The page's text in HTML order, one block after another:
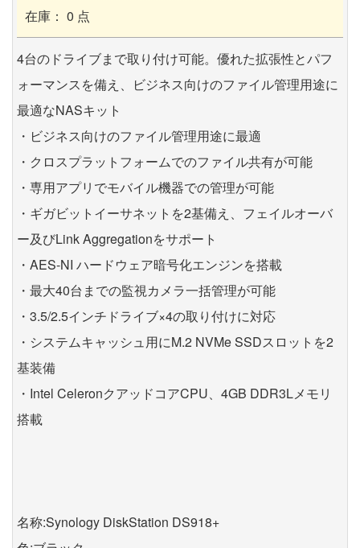
在庫： 0 点
4台のドライブまで取り付け可能。優れた拡張性とパフ
ォーマンスを備え、ビジネス向けのファイル管理用途に
最適なNASキット
・ビジネス向けのファイル管理用途に最適
・クロスプラットフォームでのファイル共有が可能
・専用アプリでモバイル機器での管理が可能
・ギガビットイーサネットを2基備え、フェイルオーバ
ー及びLink Aggregationをサポート
・AES-NI ハードウェア暗号化エンジンを搭載
・最大40台までの監視カメラ一括管理が可能
・3.5/2.5インチドライブ×4の取り付けに対応
・システムキャッシュ用にM.2 NVMe SSDスロットを2
基装備
・Intel CeleronクアッドコアCPU、4GB DDR3Lメモリ
搭載
名称:Synology DiskStation DS918+